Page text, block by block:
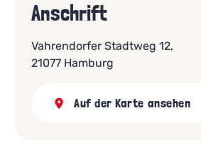
Anschrift
Vahrendorfer Stadtweg 12,
21077 Hamburg
Auf der Karte ansehen